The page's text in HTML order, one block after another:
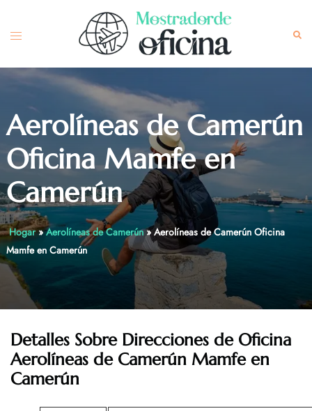
content
Toggle
Aerolíneas de Camerún
Oficina Mamfe en
Camerún
Hogar»Aerolíneas de Camerún»Aerolíneas de Camerún Oficina
Mamfe en Camerún
Detalles Sobre Direcciones de Oficina
Aerolíneas de Camerún Mamfe en
Camerún